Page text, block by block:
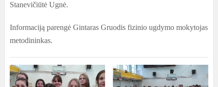
Stanevičiūtė Ugnė.
Informaciją parengė Gintaras Gruodis fizinio ugdymo mokytojas
metodininkas.